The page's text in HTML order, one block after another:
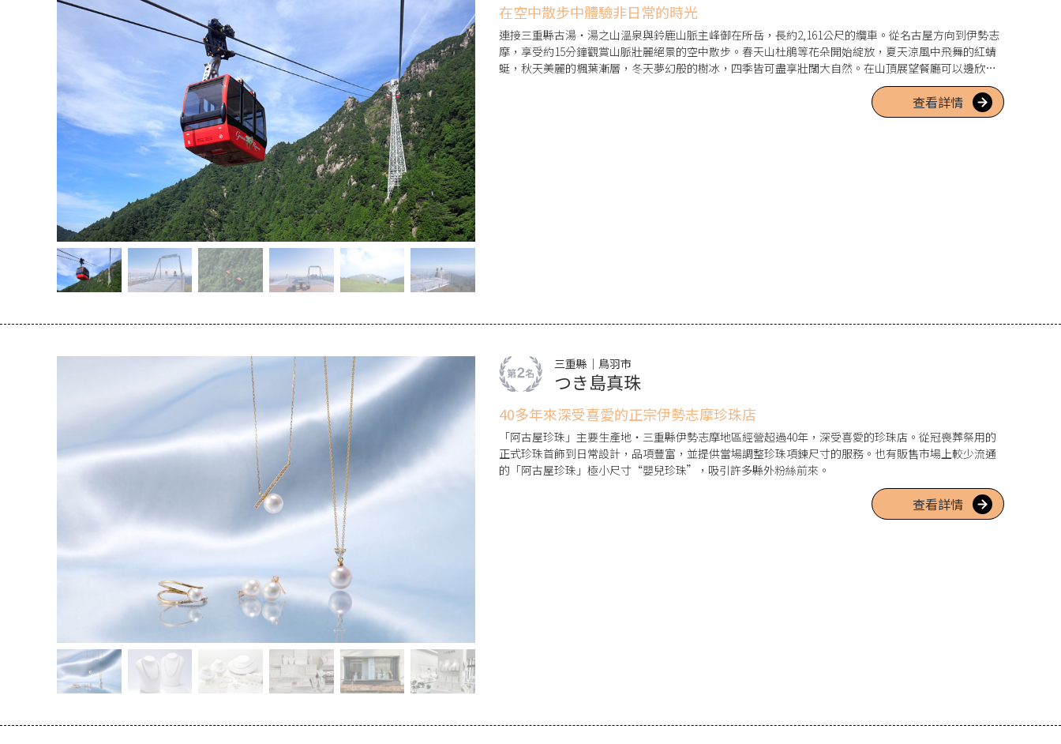
在空中散步中體驗非日常的時光
連接三重縣古湯・湯之山溫泉與鈴鹿山脈主峰御在所岳，長約2,161公尺的纜車。從名古屋方向到伊勢志
摩，享受約15分鐘觀賞山脈壯麗絕景的空中散步。春天山杜鵑等花朵開始綻放，夏天涼風中飛舞的紅蜻
蜓，秋天美麗的楓葉漸層，冬天夢幻般的樹冰，四季皆可盡享壯闊大自然。在山頂展望餐廳可以邊欣賞
眼前廣闊的伊勢灣邊享用餐點，還設有可購買土產及戶外用品的商店，是三重縣數一數二的觀光景點。
查看詳情
三重縣｜鳥羽市
つき島真珠
40多年來深受喜愛的正宗伊勢志摩珍珠店
「阿古屋珍珠」主要生產地・三重縣伊勢志摩地區經營超過40年，深受喜愛的珍珠店。從冠喪葬祭用的
正式珍珠首飾到日常設計，品項豐富，並提供當場調整珍珠項鍊尺寸的服務。也有販售市場上較少流通
的「阿古屋珍珠」極小尺寸“嬰兒珍珠”，吸引許多縣外粉絲前來。
查看詳情